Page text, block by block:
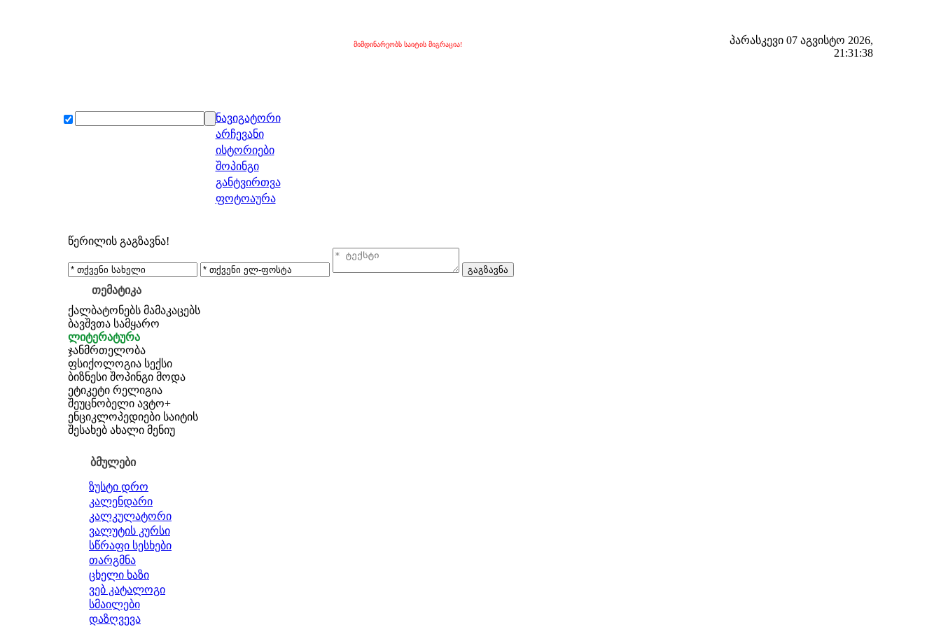
მიმდინარეობს საიტის მიგრაცია!
პარასკევი 07 აგვისტო 2026,
21:31:39
ნავიგატორი
არჩევანი
ისტორიები
შოპინგი
განტვირთვა
ფოტოაურა
წერილის გაგზავნა!
თემატიკა
ქალბატონებს მამაკაცებს
ბავშვთა სამყარო
ლიტერატურა
ჯანმრთელობა
ფსიქოლოგია სექსი
ბიზნესი შოპინგი მოდა
ეტიკეტი რელიგია
შეუცნობელი ავტო+
ენციკლოპედიები საიტის
შესახებ ახალი მენიუ
ბმულები
ზუსტი დრო
კალენდარი
კალკულატორი
ვალუტის კურსი
სწრაფი სესხები
თარგმნა
ცხელი ხაზი
ვებ კატალოგი
სმაილები
დაზღვევა